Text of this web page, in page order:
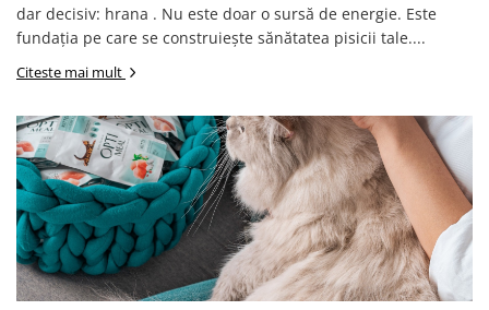
dar decisiv: hrana . Nu este doar o sursă de energie. Este
fundația pe care se construiește sănătatea pisicii tale....
Citeste mai mult